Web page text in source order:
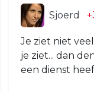
Sjoerd
Je ziet niet
je ziet... dan
een dienst